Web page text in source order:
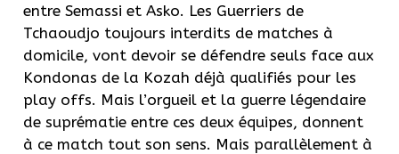
entre Semassi et Asko. Les Guerriers de
Tchaoudjo toujours interdits de matches à
domicile, vont devoir se défendre seuls face aux
Kondonas de la Kozah déjà qualifiés pour les
play offs. Mais l’orgueil et la guerre légendaire
de suprématie entre ces deux équipes, donnent
à ce match tout son sens. Mais parallèlement à